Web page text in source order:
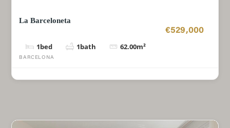
La Barceloneta
€529,000
1bed 1bath 62.00m²
BARCELONA